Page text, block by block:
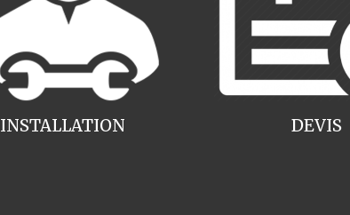
INSTALLATION DEVIS